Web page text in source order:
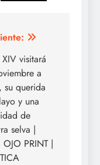
visitará
a
su querida
y una
de
selva |
PRINT |